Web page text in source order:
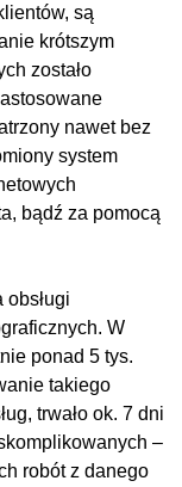
są
krótszym
zostało
nawet bez
system
bądź za pomocą
obsługi
W
ponad 5 tys.
takiego
trwało ok. 7 dni
–
robót z danego